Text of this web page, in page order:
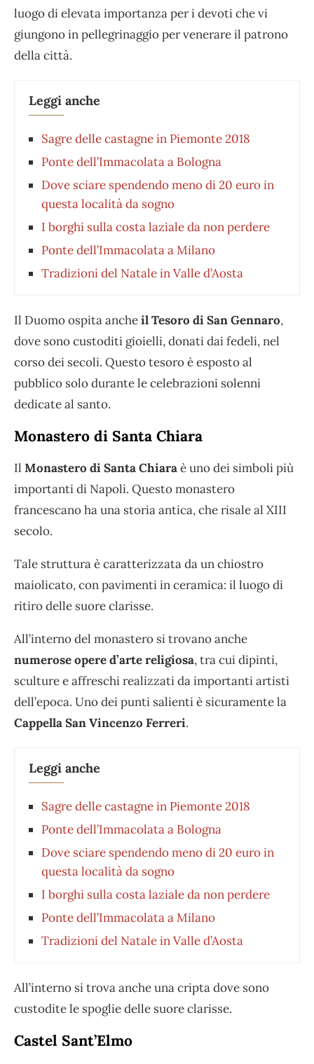
luogo di elevata importanza per i devoti che vi
giungono in pellegrinaggio per venerare il patrono
della città.
Leggi anche
Sagre delle castagne in Piemonte 2018
Ponte dell’Immacolata a Bologna
Dove sciare spendendo meno di 20 euro in
questa località da sogno
I borghi sulla costa laziale da non perdere
Ponte dell’Immacolata a Milano
Tradizioni del Natale in Valle d’Aosta
Il Duomo ospita ancheil Tesoro di San Gennaro,
dove sono custoditi gioielli, donati dai fedeli, nel
corso dei secoli. Questo tesoro è esposto al
pubblico solo durante le celebrazioni solenni
dedicate al santo.
Monastero di Santa Chiara
Il Monastero di Santa Chiaraè uno dei simboli più
importanti di Napoli. Questo monastero
francescano ha una storia antica, che risale al XIII
secolo.
Tale struttura è caratterizzata da un chiostro
maiolicato, con pavimenti in ceramica: il luogo di
ritiro delle suore clarisse.
All’interno del monastero si trovano anche
numerose opere d’arte religiosa, tra cui dipinti,
sculture e affreschi realizzati da importanti artisti
dell’epoca. Uno dei punti salienti è sicuramente la
Cappella San Vincenzo Ferreri.
Leggi anche
Sagre delle castagne in Piemonte 2018
Ponte dell’Immacolata a Bologna
Dove sciare spendendo meno di 20 euro in
questa località da sogno
I borghi sulla costa laziale da non perdere
Ponte dell’Immacolata a Milano
Tradizioni del Natale in Valle d’Aosta
All’interno si trova anche una cripta dove sono
custodite le spoglie delle suore clarisse.
Castel Sant’Elmo